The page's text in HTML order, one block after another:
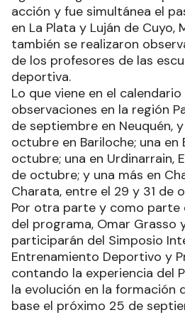
acción y fue simultánea el
en La Plata y Luján de Cuyo,
también se realizaron
de los profesores de las
deportiva.
Lo que viene en el
observaciones en la región
de septiembre en Neuquén, y
octubre en Bariloche; una en
octubre; una en Urdinarrain,
de octubre; y una más en
Charata, entre el 29 y 31 de
Por otra parte y como parte
del programa, Omar Grasso
participarán del Simposio
Entrenamiento Deportivo y
contando la experiencia del
la evolución en la formación
base el próximo 25 de